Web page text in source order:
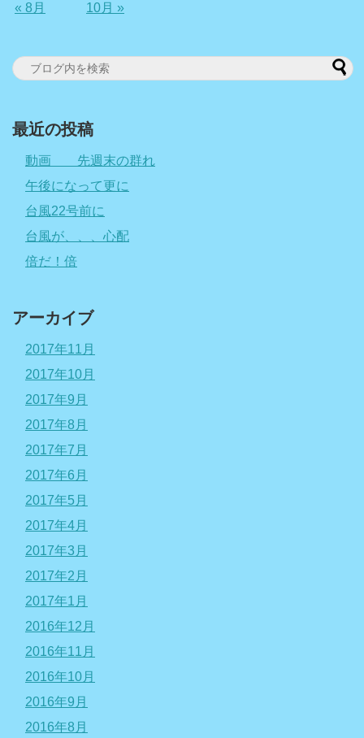
« 8月 10月 »
最近の投稿
動画 先週末の群れ
午後になって更に
台風22号前に
台風が、、、心配
倍だ！倍
アーカイブ
2017年11月
2017年10月
2017年9月
2017年8月
2017年7月
2017年6月
2017年5月
2017年4月
2017年3月
2017年2月
2017年1月
2016年12月
2016年11月
2016年10月
2016年9月
2016年8月